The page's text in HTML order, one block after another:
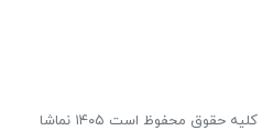
کلیه حقوق محفوظ است ۱۴۰۵ نماشا